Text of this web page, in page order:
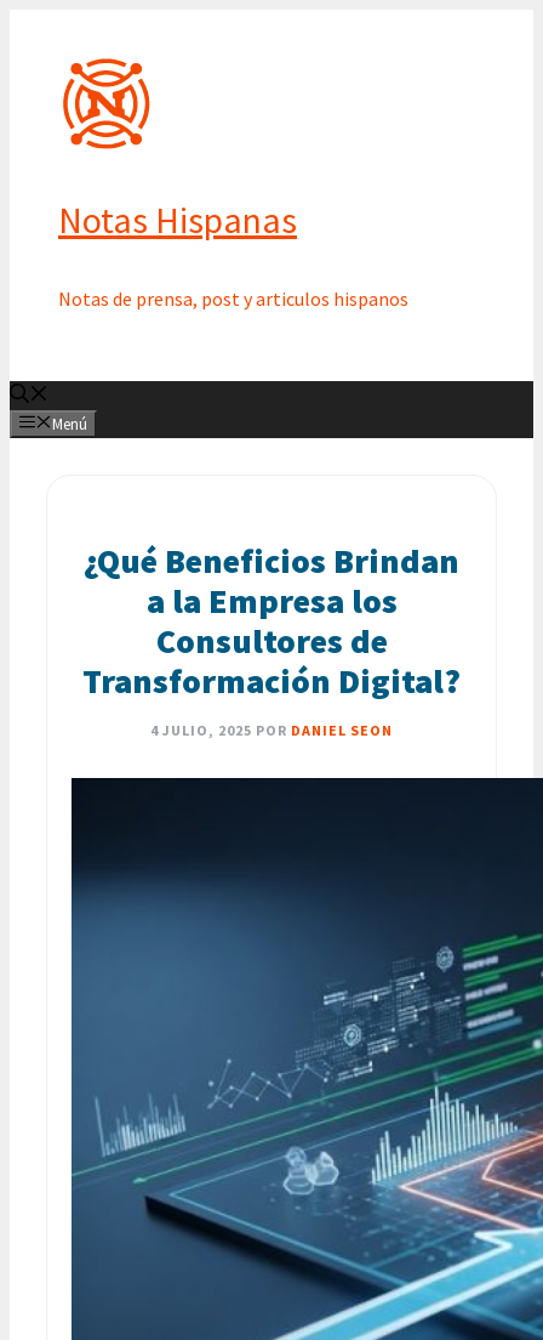
contenido
Notas Hispanas
Notas de prensa, post y articulos hispanos
Menú
¿Qué Beneficios Brindan
a la Empresa los
Consultores de
Transformación Digital?
4 JULIO, 2025 POR DANIEL SEON